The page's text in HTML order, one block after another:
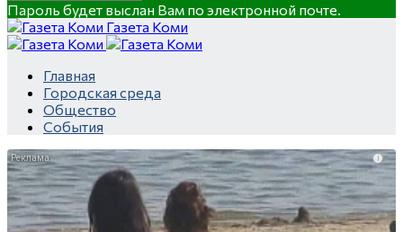
Пароль будет выслан Вам по электронной почте.
Газета Коми
Главная
Городская среда
Общество
События
i